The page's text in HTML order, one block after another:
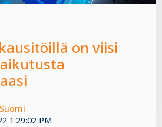
on viisi
1:29:02 PM